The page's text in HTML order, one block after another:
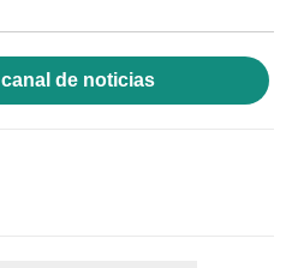
de noticias